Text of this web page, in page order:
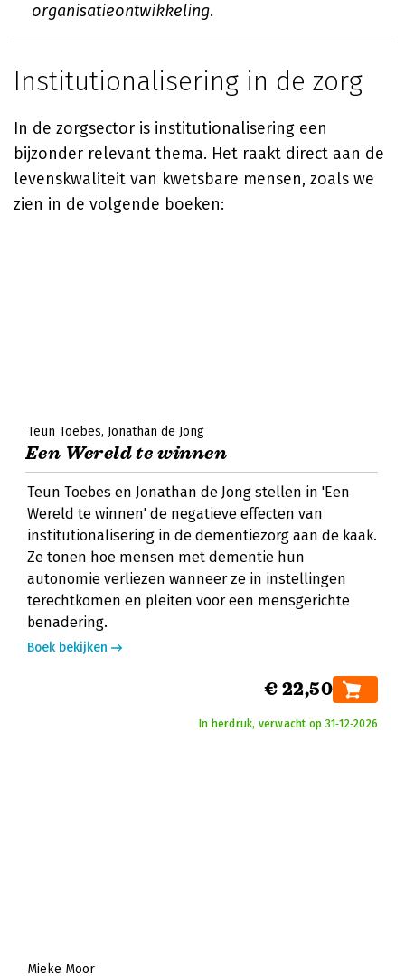
organisatieontwikkeling.
Institutionalisering in de zorg
In de zorgsector is institutionalisering een
bijzonder relevant thema. Het raakt direct aan de
levenskwaliteit van kwetsbare mensen, zoals we
zien in de volgende boeken:
Teun Toebes Jonathan de Jong
Een Wereld te winnen
Teun Toebes en Jonathan de Jong stellen in 'Een
Wereld te winnen' de negatieve effecten van
institutionalisering in de dementiezorg aan de kaak.
Ze tonen hoe mensen met dementie hun
autonomie verliezen wanneer ze in instellingen
terechtkomen en pleiten voor een mensgerichte
benadering.
Boek bekijken
€ 22,50
In herdruk, verwacht op 31‑12‑2026
Mieke Moor